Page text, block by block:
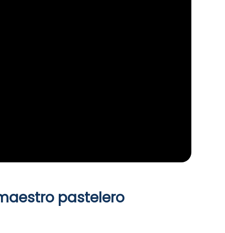
pastelero